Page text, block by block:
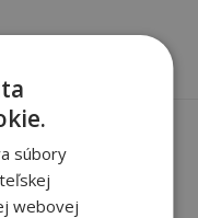
súbory
webovej